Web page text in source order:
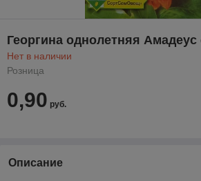
Георгина однолетняя Амадеус
Нет в наличии
Розница
0,90 руб.
Описание